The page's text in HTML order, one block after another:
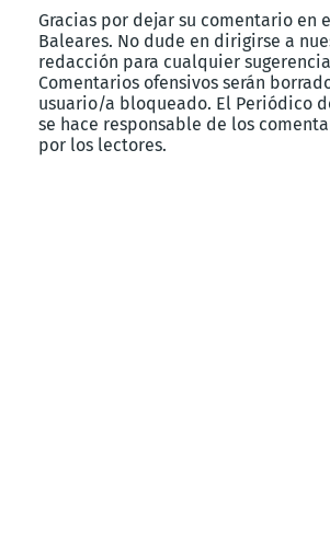
Gracias por dejar su comentario en
Baleares. No dude en dirigirse a
redacción para cualquier
Comentarios ofensivos serán
usuario/a bloqueado. El Periódico
se hace responsable de los
por los lectores.